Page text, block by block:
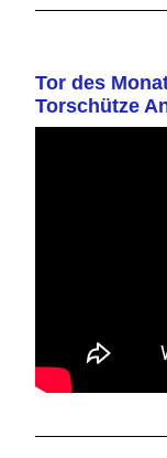
Tor des
Torschütze